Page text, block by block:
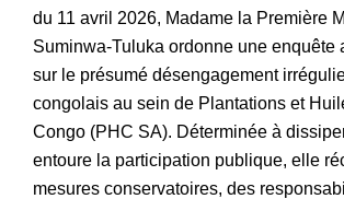
du 11 avril 2026, Madame la Première
Suminwa-Tuluka ordonne une enquête
sur le présumé désengagement
congolais au sein de Plantations et
Congo (PHC SA). Déterminée à
entoure la participation publique, elle
mesures conservatoires, des